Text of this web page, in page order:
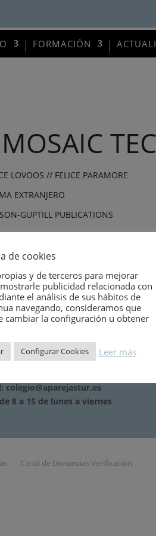
FORMACIÓN
LOVOOS // FELICE PARAMORE
EXTRANJERO
GUPTILL PUBLICATIONS
colegio@aparejastur.es
8 a 15 de lunes a viernes
Canal de Denuncias Verificación
de cookies
y de terceros para mejorar
publicidad relacionada con
el análisis de sus hábitos de
navegando, consideramos que
cambiar la configuración u obtener
Configurar Cookies Leer más